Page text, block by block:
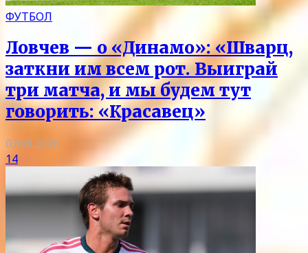
ФУТБОЛ
Ловчев — о «Динамо»: «Шварц,
заткни им всем рот. Выиграй
три матча, и мы будем тут
говорить: «Красавец»
07.08.2026
14